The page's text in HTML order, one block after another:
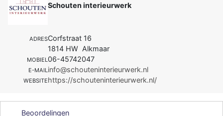
Schouten interieurwerk
ADRESCorfstraat 16
1814 HW Alkmaar
MOBIEL06-45742047
E-MAILinfo@schouteninterieurwerk.nl
WEBSITEhttps://schouteninterieurwerk.nl/
Beoordelingen